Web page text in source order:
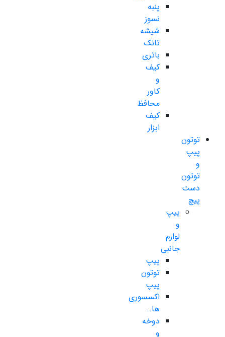
پنبه
نسوز
شیشه
تانک
باتری
کیف
و
کاور
محافظ
کیف
ابزار
توتون
پیپ
و
توتون
دست
پیچ
پیپ
و
لوازم
جانبی
پیپ
توتون
پیپ
اکسسوری
ها..
دوخه
و